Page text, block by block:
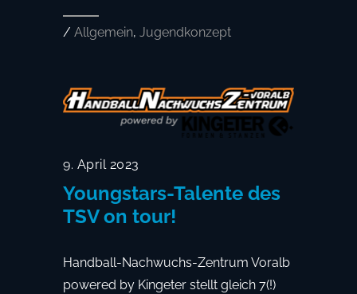
/ Allgemein, Jugendkonzept
9. April 2023
Youngstars-Talente des
TSV on tour!
Handball-Nachwuchs-Zentrum Voralb
powered by Kingeter stellt gleich 7(!)